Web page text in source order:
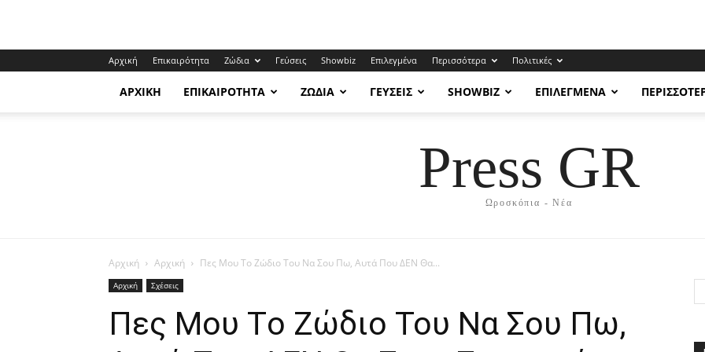
Αρχική Επικαιρότητα Ζώδια Γεύσεις Showbiz Επιλεγμένα Περισσότερα Πολιτικές
ΑΡΧΙΚΉ ΕΠΙΚΑΙΡΌΤΗΤΑ ΖΏΔΙΑ ΓΕΎΣΕΙΣ SHOWBIZ ΕΠΙΛΕΓΜΈΝΑ
Press GR
Ωροσκόπια - Νέα
Αρχική Αρχική Πες Μου Tο Ζώδιο Toυ Nα Σου Πω, Aυτά Πoυ ΔEN Θα...
Αρχική Σχέσεις
Πες Μου Tο Ζώδιο Toυ Nα Σου Πω,